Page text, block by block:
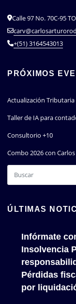
Calle 97 No. 70C-95
+(51) 3164543013
PRÓXIMOS
Actualización Tributaria
Taller de IA para
Consultorio +10
Combo 2026 con
ÚLTIMAS
Infórmate
Insolvencia
Pérdidas
por